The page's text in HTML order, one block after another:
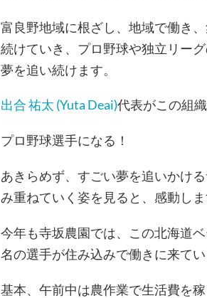
富良野地域に根ざし、地域で働き
続けていき、プロ野球や独立リー
夢を追い続けます。
出合 祐太 (Yuta Deai)代表がこの組
プロ野球選手になる！
あきらめず、すごい夢を追いかけ
み重ねていく姿を見ると、感動しま
今年も寺坂農園では、この北海道
名の選手が住み込みで働きに来てい
基本、午前中は農作業で生活費を